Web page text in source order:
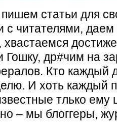
статьи для
с читателями,
хвастаемся
др#чим на
Кто каждый
И хоть каждый
тлько ему
– мы блоггеры,